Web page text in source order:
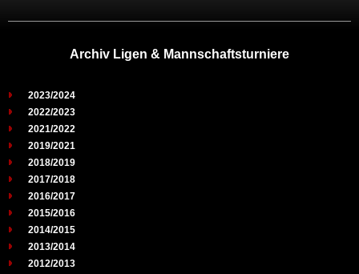
Archiv Ligen & Mannschaftsturniere
2023/2024
2022/2023
2021/2022
2019/2021
2018/2019
2017/2018
2016/2017
2015/2016
2014/2015
2013/2014
2012/2013